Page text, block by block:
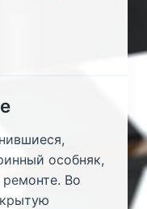
особняк,
Во